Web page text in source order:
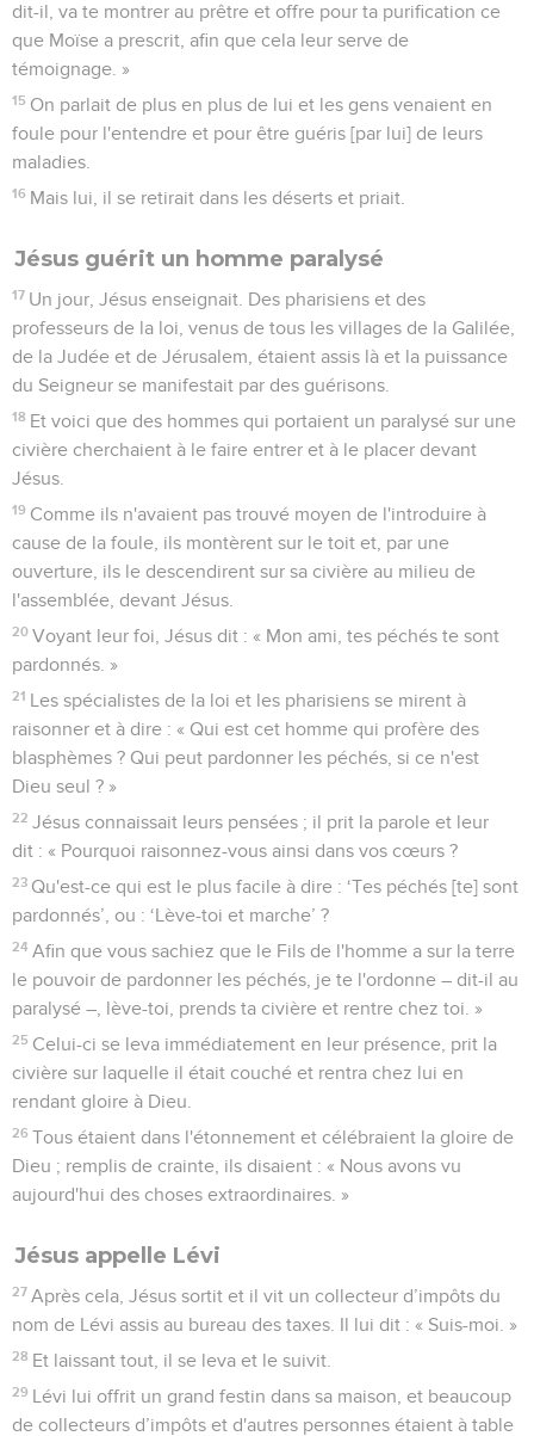
dit-il, va te montrer au prêtre et offre pour ta purification ce
que Moïse a prescrit, afin que cela leur serve de
témoignage. »
15 On parlait de plus en plus de lui et les gens venaient en
foule pour l'entendre et pour être guéris [par lui] de leurs
maladies.
16 Mais lui, il se retirait dans les déserts et priait.
Jésus guérit un homme paralysé
17 Un jour, Jésus enseignait. Des pharisiens et des
professeurs de la loi, venus de tous les villages de la Galilée,
de la Judée et de Jérusalem, étaient assis là et la puissance
du Seigneur se manifestait par des guérisons.
18 Et voici que des hommes qui portaient un paralysé sur une
civière cherchaient à le faire entrer et à le placer devant
Jésus.
19 Comme ils n'avaient pas trouvé moyen de l'introduire à
cause de la foule, ils montèrent sur le toit et, par une
ouverture, ils le descendirent sur sa civière au milieu de
l'assemblée, devant Jésus.
20 Voyant leur foi, Jésus dit : « Mon ami, tes péchés te sont
pardonnés. »
21 Les spécialistes de la loi et les pharisiens se mirent à
raisonner et à dire : « Qui est cet homme qui profère des
blasphèmes ? Qui peut pardonner les péchés, si ce n'est
Dieu seul ? »
22 Jésus connaissait leurs pensées ; il prit la parole et leur
dit : « Pourquoi raisonnez-vous ainsi dans vos cœurs ?
23 Qu'est-ce qui est le plus facile à dire : ‘Tes péchés [te] sont
pardonnés’, ou : ‘Lève-toi et marche’ ?
24 Afin que vous sachiez que le Fils de l'homme a sur la terre
le pouvoir de pardonner les péchés, je te l'ordonne – dit-il au
paralysé –, lève-toi, prends ta civière et rentre chez toi. »
25 Celui-ci se leva immédiatement en leur présence, prit la
civière sur laquelle il était couché et rentra chez lui en
rendant gloire à Dieu.
26 Tous étaient dans l'étonnement et célébraient la gloire de
Dieu ; remplis de crainte, ils disaient : « Nous avons vu
aujourd'hui des choses extraordinaires. »
Jésus appelle Lévi
27 Après cela, Jésus sortit et il vit un collecteur d’impôts du
nom de Lévi assis au bureau des taxes. Il lui dit : « Suis-moi. »
28 Et laissant tout, il se leva et le suivit.
29 Lévi lui offrit un grand festin dans sa maison, et beaucoup
de collecteurs d’impôts et d'autres personnes étaient à table